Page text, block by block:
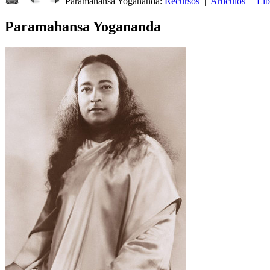
Paramahansa Yogananda